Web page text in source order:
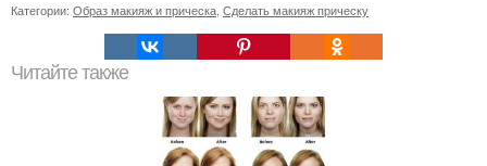
Категории: Образ макияж и прическа Сделать макияж прическу
Читайте также